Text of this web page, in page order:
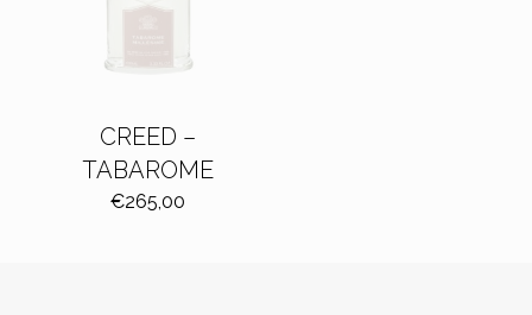
CREED –
TABAROME
€265,00